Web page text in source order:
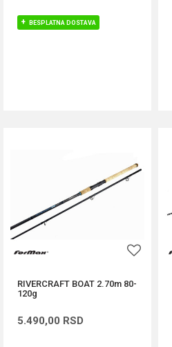
BESPLATNA DOSTAVA
RIVERCRAFT BOAT 2.70m 80-
120g
5.490,00 RSD